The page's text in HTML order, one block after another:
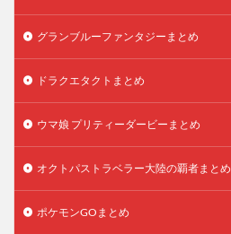
グランブルーファンタジーまとめ
ドラクエタクトまとめ
ウマ娘 プリティーダービーまとめ
オクトパストラベラー大陸の覇者まとめ
ポケモンGOまとめ